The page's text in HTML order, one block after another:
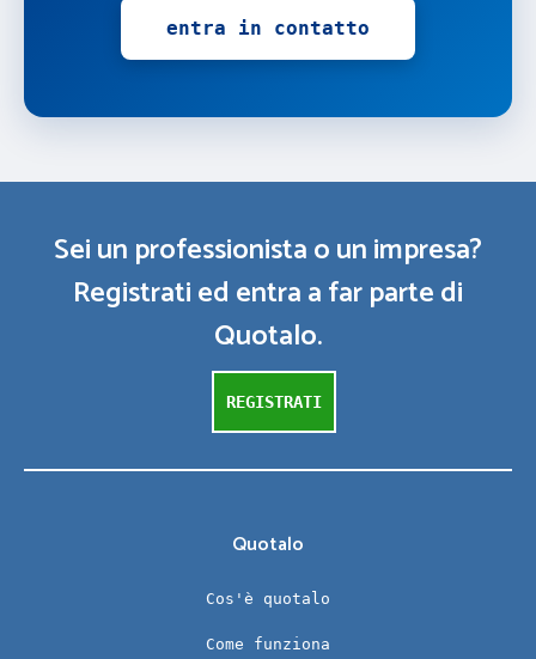
entra in contatto
Sei un professionista o un impresa?
Registrati ed entra a far parte di
Quotalo.
REGISTRATI
Quotalo
Cos'è quotalo
Come funziona